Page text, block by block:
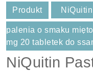
Produkt
palenia o smaku
mg 20 tabletek do
NiQuitin